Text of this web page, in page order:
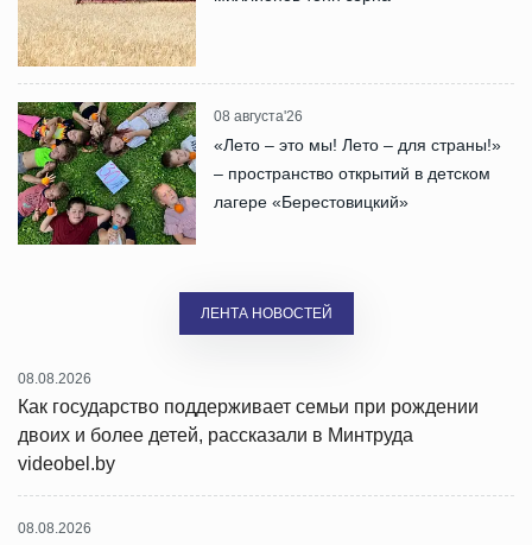
08 августа'26
«Лето – это мы! Лето – для страны!»
– пространство открытий в детском
лагере «Берестовицкий»
ЛЕНТА НОВОСТЕЙ
08.08.2026
Как государство поддерживает семьи при рождении
двоих и более детей, рассказали в Минтруда
videobel.by
08.08.2026